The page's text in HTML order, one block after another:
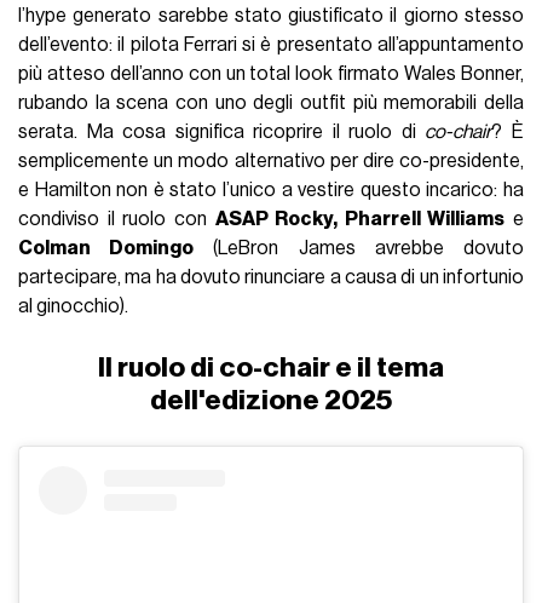
l’hype generato sarebbe stato giustificato il giorno stesso
dell’evento: il pilota Ferrari si è presentato all’appuntamento
più atteso dell’anno con un total look firmato Wales Bonner,
rubando la scena con uno degli outfit più memorabili della
serata. Ma cosa significa ricoprire il ruolo di co-chair? È
semplicemente un modo alternativo per dire co-presidente,
e Hamilton non è stato l’unico a vestire questo incarico: ha
condiviso il ruolo con ASAP Rocky, Pharrell Williams e
Colman Domingo (LeBron James avrebbe dovuto
partecipare, ma ha dovuto rinunciare a causa di un infortunio
al ginocchio).
Il ruolo di co-chair e il tema
dell'edizione 2025